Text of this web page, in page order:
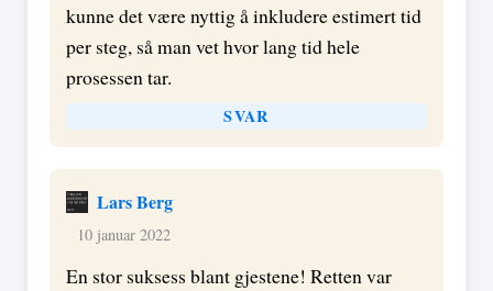
kunne det være nyttig å inkludere estimert tid
per steg, så man vet hvor lang tid hele
prosessen tar.
SVAR
Lars Berg
10 januar 2022
En stor suksess blant gjestene! Retten var